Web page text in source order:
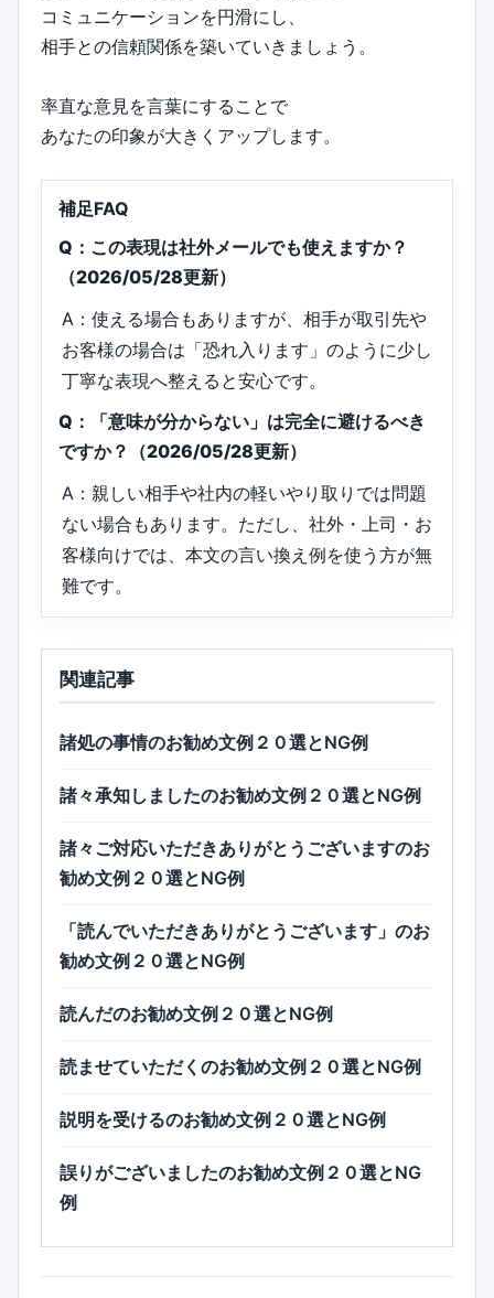
コミュニケーションを円滑にし、
相手との信頼関係を築いていきましょう。
率直な意見を言葉にすることで
あなたの印象が大きくアップします。
補足FAQ
Q：この表現は社外メールでも使えますか？
（2026/05/28更新）
A：使える場合もありますが、相手が取引先や
お客様の場合は「恐れ入ります」のように少し
丁寧な表現へ整えると安心です。
Q：「意味が分からない」は完全に避けるべき
ですか？（2026/05/28更新）
A：親しい相手や社内の軽いやり取りでは問題
ない場合もあります。ただし、社外・上司・お
客様向けでは、本文の言い換え例を使う方が無
難です。
関連記事
諸処の事情のお勧め文例２０選とNG例
諸々承知しましたのお勧め文例２０選とNG例
諸々ご対応いただきありがとうございますのお
勧め文例２０選とNG例
「読んでいただきありがとうございます」のお
勧め文例２０選とNG例
読んだのお勧め文例２０選とNG例
読ませていただくのお勧め文例２０選とNG例
説明を受けるのお勧め文例２０選とNG例
誤りがございましたのお勧め文例２０選とNG
例